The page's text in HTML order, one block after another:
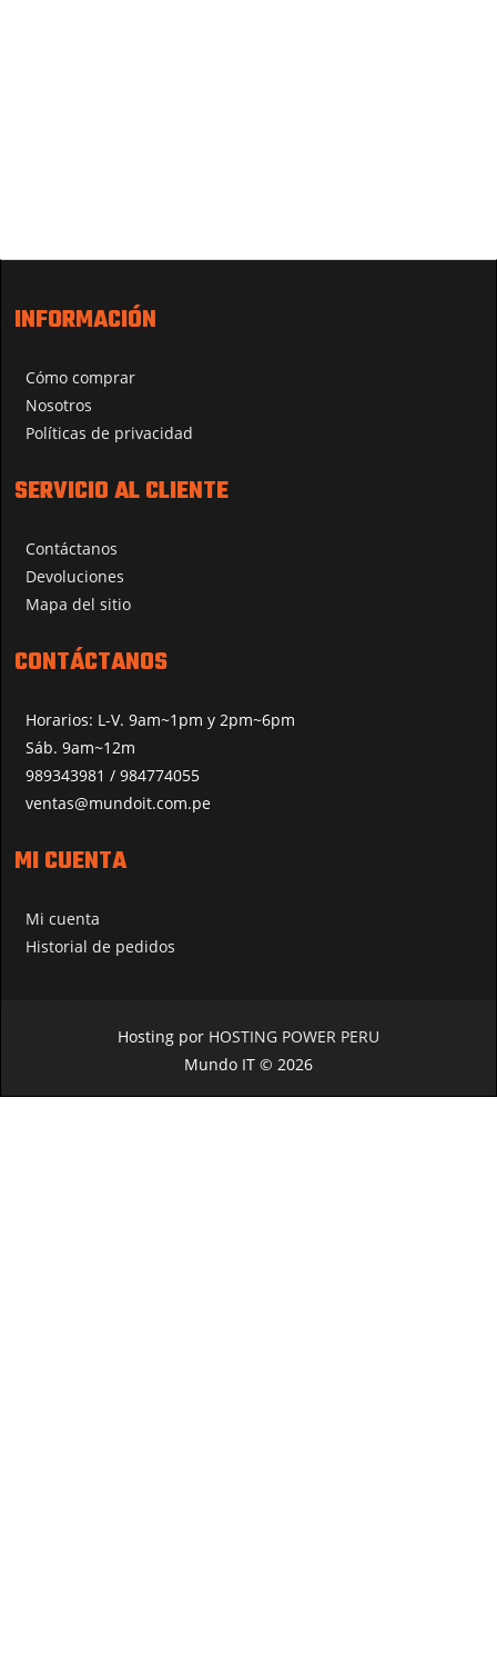
INFORMACIÓN
Cómo comprar
Nosotros
Políticas de privacidad
SERVICIO AL CLIENTE
Contáctanos
Devoluciones
Mapa del sitio
CONTÁCTANOS
Horarios: L-V. 9am~1pm y 2pm~6pm
Sáb. 9am~12m
989343981 / 984774055
ventas@mundoit.com.pe
MI CUENTA
Mi cuenta
Historial de pedidos
Hosting por HOSTING POWER PERU
Mundo IT © 2026